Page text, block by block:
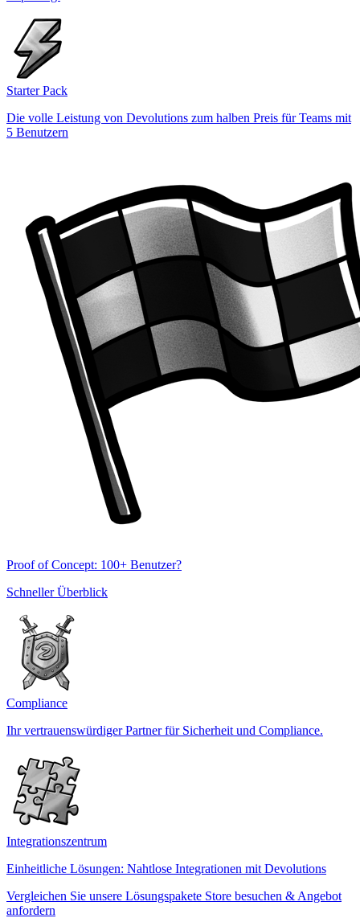
Starter Pack
Die volle Leistung von Devolutions zum halben Preis für Teams mit
5 Benutzern
Proof of Concept: 100+ Benutzer?
Schneller Überblick
Compliance
Ihr vertrauenswürdiger Partner für Sicherheit und Compliance.
Integrationszentrum
Einheitliche Lösungen: Nahtlose Integrationen mit Devolutions
Vergleichen Sie unsere Lösungspakete Store besuchen & Angebot
anfordern